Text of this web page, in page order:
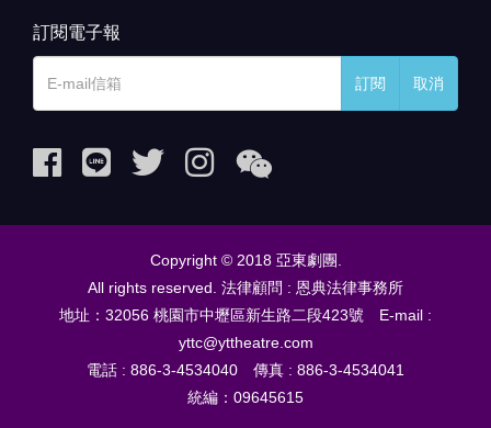
訂閱電子報
訂閱 取消
Copyright © 2018 亞東劇團.
All rights reserved. 法律顧問 : 恩典法律事務所
地址：32056 桃園市中壢區新生路二段423號 E-mail :
yttc@yttheatre.com
電話 : 886-3-4534040 傳真 : 886-3-4534041
統編：09645615